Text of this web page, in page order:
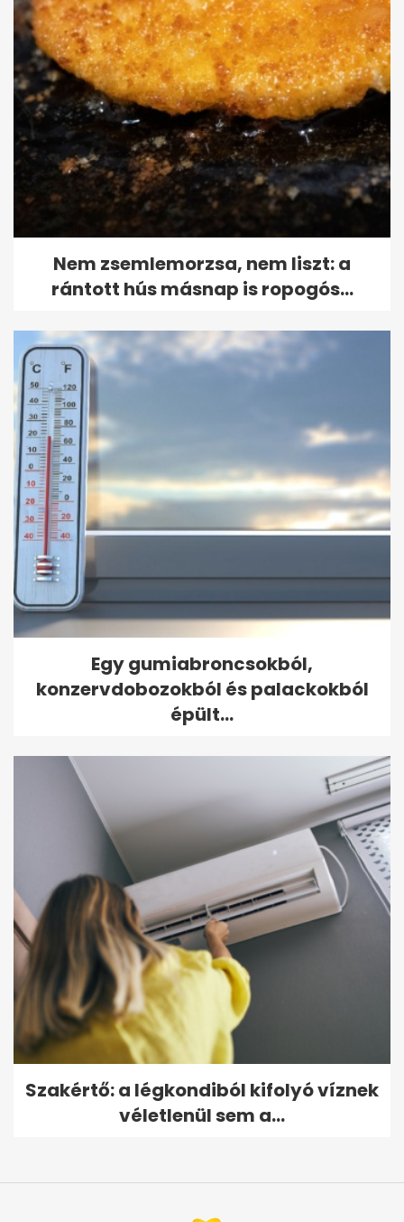
Nem zsemlemorzsa, nem liszt: a
rántott hús másnap is ropogós...
Egy gumiabroncsokból,
konzervdobozokból és palackokból
épült...
Szakértő: a légkondiból kifolyó víznek
véletlenül sem a...